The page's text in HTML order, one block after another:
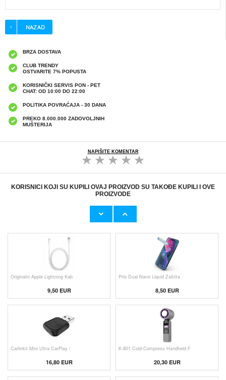
BRZA DOSTAVA
CLUB TRENDY
OSTVARITE 7% POPUSTA
KORISNIČKI SERVIS PON - PET
CHAT: OD 10:00 DO 22:00
POLITIKA POVRAĆAJA - 30 DANA
PREKO 8.000.000 ZADOVOLJNIH
MUŠTERIJA
NAPIŠITE KOMENTAR
KORISNICI KOJI SU KUPILI OVAJ PROIZVOD SU TAKOĐE KUPILI I OVE
PROIZVODE
HHW 660W GaN 10-Port USB-C Cha
Originalni Apple Lightning Kab
9,50 EUR
Prio Dual Nano Liquid Zaštita
8,50 EUR
Carlinkit Mini Ultra CarPlay /
16,80 EUR
K-801 Cold-Compress Handheld F
20,30 EUR